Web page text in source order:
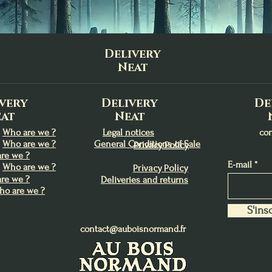
Lughnasadh
Price
€13.00
Lughnasadh
Price
€9.00
Abondance
Price
€9.00
Protection
Price
€9.00
Trésors du Lagon
Price
€9.90
Charme et de
Price
€22.00
Delivery
Neat
Who are we ?
Who are we ?
we ?
Who are we ?
we ?
are we ?
Delivery
Neat
Legal notices
General Conditions of Sale
Privacy Policy
Deliveries and returns
Privacy Policy
contact@auboisnormand.fr
E-mail